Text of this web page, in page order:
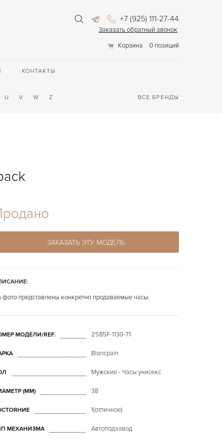
+7 (925) 111-27-44
Заказать обратный звонок
Корзина
0 позиций
КОНТАКТЫ
U V W Z ВСЕ БРЕНДЫ
ЗАКАЗАТЬ ЭТУ МОДЕЛЬ
фото представлены конкретно продаваемые часы.
МОДЕЛИ/REF. 2585F-1130-71
Blancpain
Мужские - Часы унисекс
(MM) 38
1(отличное)
МЕХАНИЗМА Автоподзавод